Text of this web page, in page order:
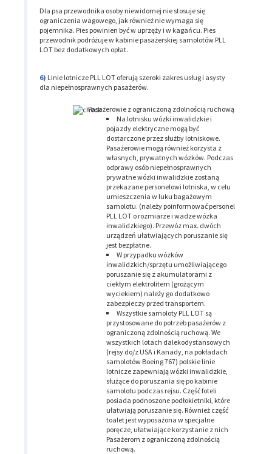
Dla psa przewodnika osoby niewidomej nie stosuje się
ograniczenia wagowego, jak również nie wymaga się
pojemnika. Pies powinien być w uprzęży i w kagańcu. Pies
przewodnik podróżuje w kabinie pasażerskiej samolotów PLL
LOT bez dodatkowych opłat.
Linie lotnicze PLL LOT oferują szeroki zakres usług i asysty
dla niepełnosprawnych pasażerów.
Pasażerowie z ograniczoną zdolnością ruchową
Na lotnisku wózki inwalidzkie i
pojazdy elektryczne mogą być
dostarczone przez służby lotniskowe.
Pasażerowie mogą również korzysta z
własnych, prywatnych wózków. Podczas
odprawy osób niepełnosprawnych
prywatne wózki inwalidzkie zostaną
przekazane personelowi lotniska, w celu
umieszczenia w luku bagażowym
samolotu. (należy poinformować personel
PLL LOT o rozmiarze i wadze wózka
inwalidzkiego). Przewóz max. dwóch
urządzeń ułatwiających poruszanie się
jest bezpłatne.
W przypadku wózków
inwalidzkich/sprzętu umożliwiającego
poruszanie się z akumulatorami z
ciekłym elektrolitem (grożącym
wyciekiem) należy go dodatkowo
zabezpieczy przed transportem.
Wszystkie samoloty PLL LOT są
przystosowane do potrzeb pasażerów z
ograniczoną zdolnością ruchową. We
wszystkich lotach dalekodystansowych
(rejsy do/z USA i Kanady, na pokładach
samolotów Boeing 767) polskie linie
lotnicze zapewniają wózki inwalidzkie,
służące do poruszania się po kabinie
samolotu podczas rejsu. Część foteli
posiada podnoszone podłokietniki, które
ułatwiają poruszanie się. Również część
toalet jest wyposażona w specjalne
poręcze, ułatwiające korzystanie z nich
Pasażerom z ograniczoną zdolnością
ruchową.